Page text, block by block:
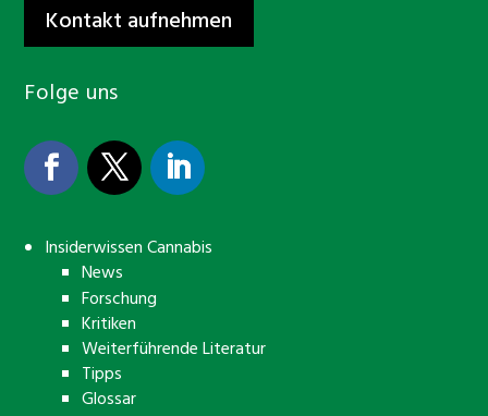
Kontakt aufnehmen
Folge uns
Insiderwissen Cannabis
News
Forschung
Kritiken
Weiterführende Literatur
Tipps
Glossar